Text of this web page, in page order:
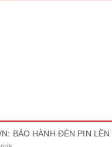
BẢO HÀNH ĐÈN PIN